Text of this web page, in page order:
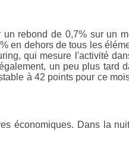
rebond de 0,7% sur un
en dehors de tous les
qui mesure l'activité
un peu plus tard
à 42 points pour ce
économiques. Dans la